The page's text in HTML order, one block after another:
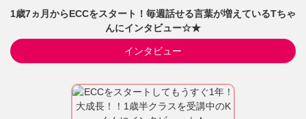
1歳7ヵ月からECCをスタート！毎週話せる言葉が増えているTちゃ
んにインタビュー☆★
インタビュー